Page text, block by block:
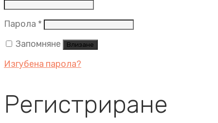
Парола * Задължително
Запомняне
Влизане
Изгубена парола?
Регистриране